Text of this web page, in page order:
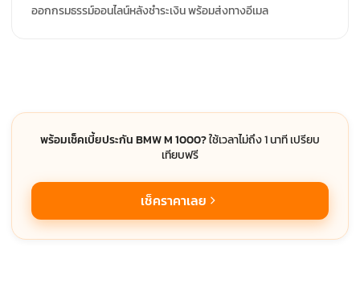
ออกกรมธรรม์ออนไลน์หลังชำระเงิน พร้อมส่งทางอีเมล
พร้อมเช็คเบี้ยประกัน BMW M 1000?ใช้เวลาไม่ถึง 1 นาที เปรียบ
เทียบฟรี
เช็คราคาเลย